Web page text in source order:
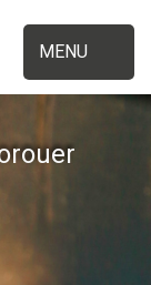
MENU